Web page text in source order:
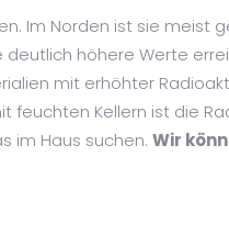
Im Norden ist sie meist
deutlich höhere Werte
mit erhöhter
feuchten Kellern ist die
im Haus suchen. Wir